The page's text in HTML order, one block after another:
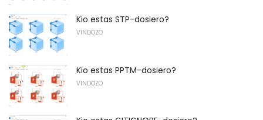
Kio estas STP-dosiero?
VINDOZO
Kio estas PPTM-dosiero?
VINDOZO